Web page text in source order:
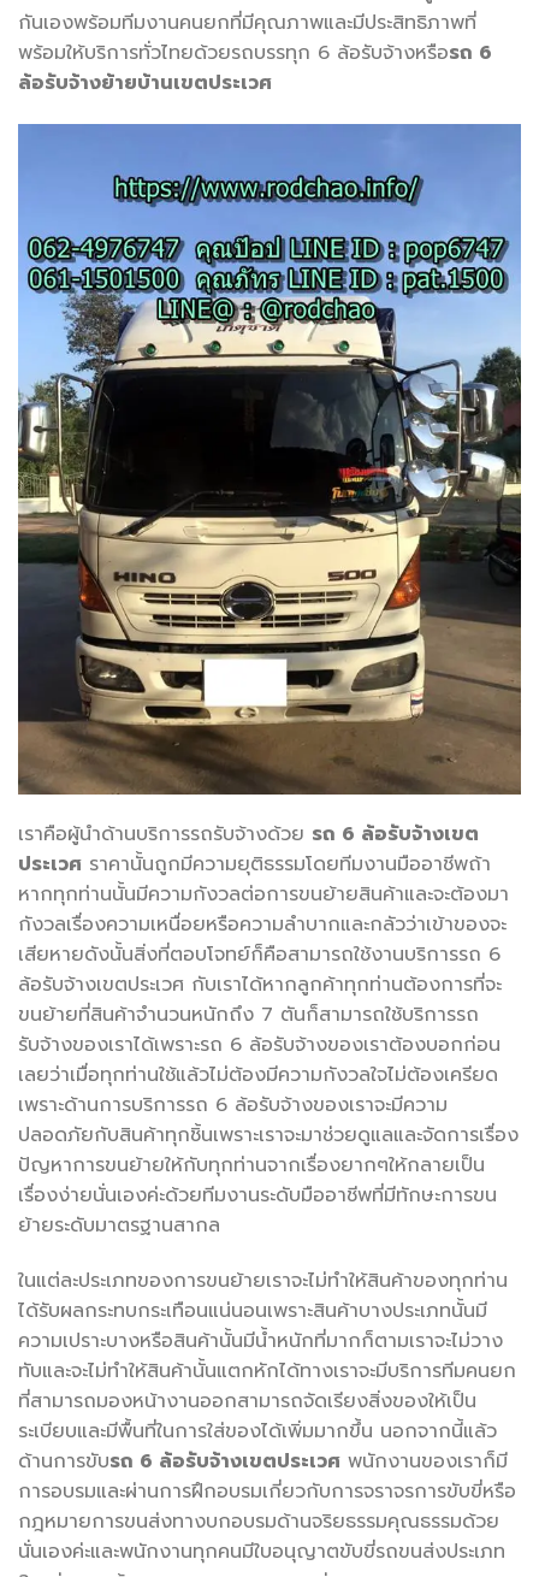
กันเองพร้อมทีมงานคนยกที่มีคุณภาพและมีประสิทธิภาพที่
พร้อมให้บริการทั่วไทยด้วยรถบรรทุก 6 ล้อรับจ้างหรือรถ 6
ล้อรับจ้างย้ายบ้านเขตประเวศ
เราคือผู้นำด้านบริการรถรับจ้างด้วย รถ 6 ล้อรับจ้างเขต
ประเวศ ราคานั้นถูกมีความยุติธรรมโดยทีมงานมืออาชีพถ้า
หากทุกท่านนั้นมีความกังวลต่อการขนย้ายสินค้าและจะต้องมา
กังวลเรื่องความเหนื่อยหรือความลำบากและกลัวว่าเข้าของจะ
เสียหายดังนั้นสิ่งที่ตอบโจทย์ก็คือสามารถใช้งานบริการรถ 6
ล้อรับจ้างเขตประเวศ กับเราได้หากลูกค้าทุกท่านต้องการที่จะ
ขนย้ายที่สินค้าจำนวนหนักถึง 7 ตันก็สามารถใช้บริการรถ
รับจ้างของเราได้เพราะรถ 6 ล้อรับจ้างของเราต้องบอกก่อน
เลยว่าเมื่อทุกท่านใช้แล้วไม่ต้องมีความกังวลใจไม่ต้องเครียด
เพราะด้านการบริการรถ 6 ล้อรับจ้างของเราจะมีความ
ปลอดภัยกับสินค้าทุกชิ้นเพราะเราจะมาช่วยดูแลและจัดการเรื่อง
ปัญหาการขนย้ายให้กับทุกท่านจากเรื่องยากๆให้กลายเป็น
เรื่องง่ายนั่นเองค่ะด้วยทีมงานระดับมืออาชีพที่มีทักษะการขน
ย้ายระดับมาตรฐานสากล
ในแต่ละประเภทของการขนย้ายเราจะไม่ทำให้สินค้าของทุกท่าน
ได้รับผลกระทบกระเทือนแน่นอนเพราะสินค้าบางประเภทนั้นมี
ความเปราะบางหรือสินค้านั้นมีน้ำหนักที่มากก็ตามเราจะไม่วาง
ทับและจะไม่ทำให้สินค้านั้นแตกหักได้ทางเราจะมีบริการทีมคนยก
ที่สามารถมองหน้างานออกสามารถจัดเรียงสิ่งของให้เป็น
ระเบียบและมีพื้นที่ในการใส่ของได้เพิ่มมากขึ้น นอกจากนี้แล้ว
ด้านการขับรถ 6 ล้อรับจ้างเขตประเวศ พนักงานของเราก็มี
การอบรมและผ่านการฝึกอบรมเกี่ยวกับการจราจรการขับขี่หรือ
กฎหมายการขนส่งทางบกอบรมด้านจริยธรรมคุณธรรมด้วย
นั่นเองค่ะและพนักงานทุกคนมีใบอนุญาตขับขี่รถขนส่งประเภท